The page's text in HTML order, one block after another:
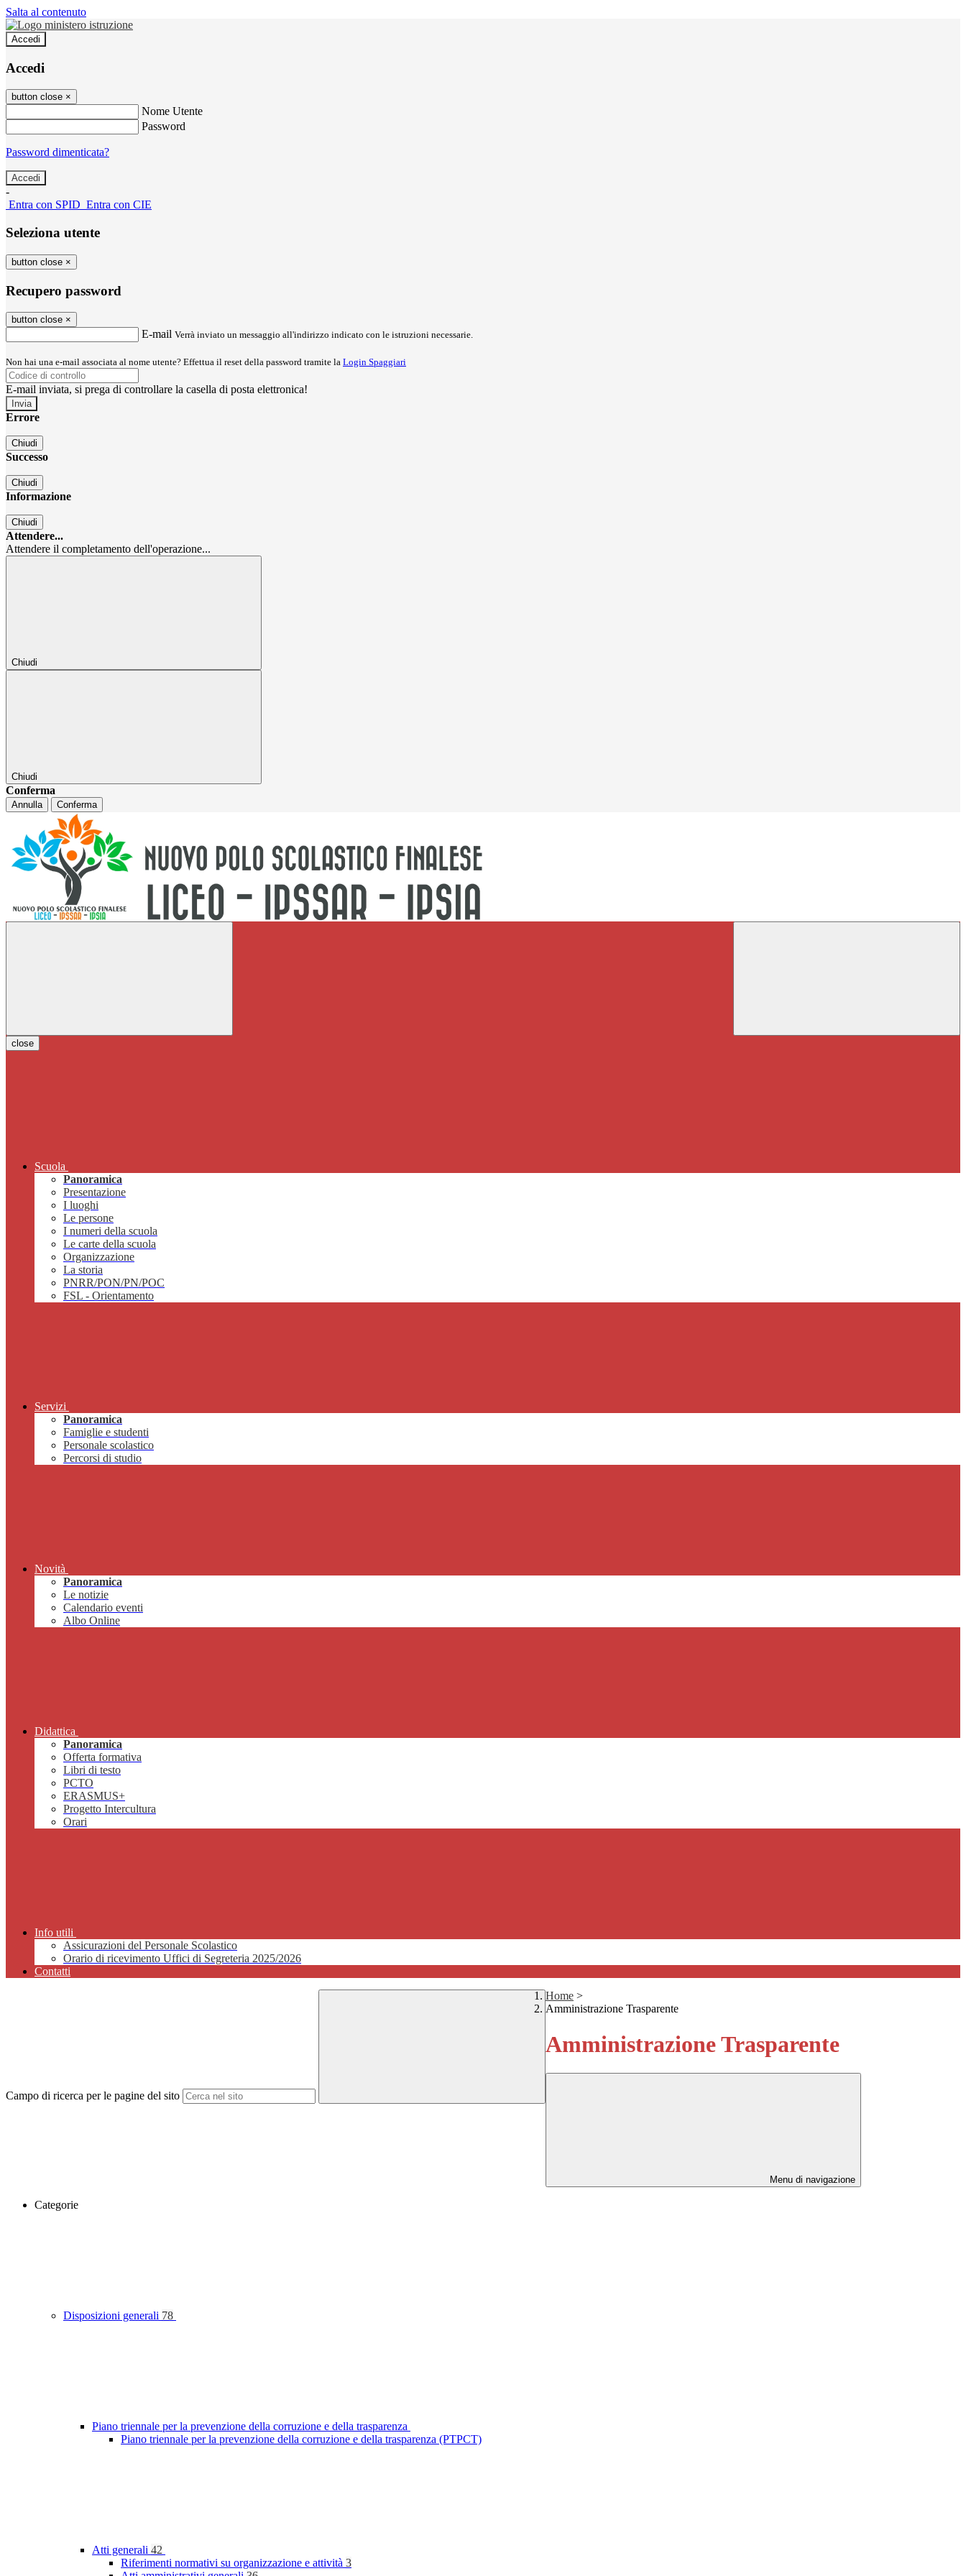
Salta al contenuto
Accedi
Accedi
button close ×
Nome Utente
Password
Password dimenticata?
-
Entra con SPID Entra con CIE
Seleziona utente
button close ×
Recupero password
button close ×
E-mail Verrà inviato un messaggio all'indirizzo indicato con le istruzioni necessarie.
Non hai una e-mail associata al nome utente? Effettua il reset della password tramite la Login Spaggiari
E-mail inviata, si prega di controllare la casella di posta elettronica!
Errore
Chiudi
Successo
Chiudi
Informazione
Chiudi
Attendere...
Attendere il completamento dell'operazione...
Chiudi
Chiudi
Conferma
Annulla Conferma
close
Scuola
Panoramica
Presentazione
I luoghi
Le persone
I numeri della scuola
Le carte della scuola
Organizzazione
La storia
PNRR/PON/PN/POC
FSL - Orientamento
Servizi
Panoramica
Famiglie e studenti
Personale scolastico
Percorsi di studio
Novità
Panoramica
Le notizie
Calendario eventi
Albo Online
Didattica
Panoramica
Offerta formativa
Libri di testo
PCTO
ERASMUS+
Progetto Intercultura
Orari
Info utili
Assicurazioni del Personale Scolastico
Orario di ricevimento Uffici di Segreteria 2025/2026
Contatti
Campo di ricerca per le pagine del sito
Home >
Amministrazione Trasparente
Amministrazione Trasparente
Menu di navigazione
Categorie
Disposizioni generali 78
Piano triennale per la prevenzione della corruzione e della trasparenza
Piano triennale per la prevenzione della corruzione e della trasparenza (PTPCT)
Atti generali 42
Riferimenti normativi su organizzazione e attività 3